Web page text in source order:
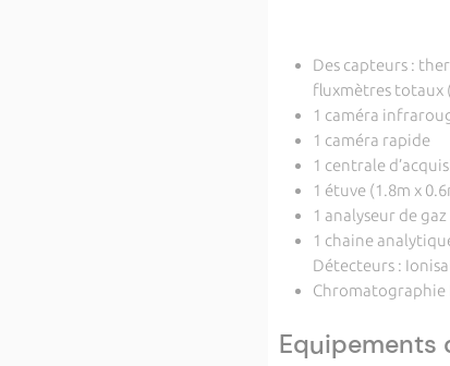
Des capteurs :
fluxmètres totaux
1 caméra
1 caméra rapide
1 centrale
1 étuve (1.8m x
1 analyseur de
1 chaine
Détecteurs :
Chromatographie
Equipements